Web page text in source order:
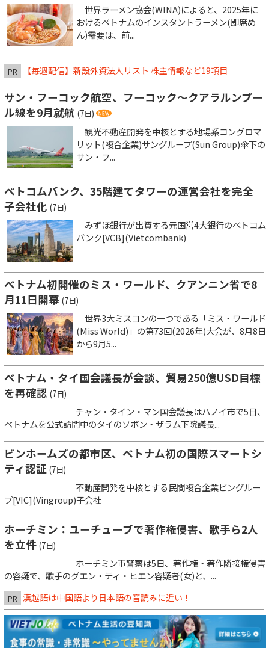
世界ラーメン協会(WINA)によると、2025年に
おけるベトナムのインスタントラーメン(即席め
ん)需要は、前...
PR 【毎週配信】新設外資法人リスト 株主情報など19項目
サン・フーコック航空、フーコック～クアラルンプー
ル線を9月就航 (7日)
観光不動産開発を中核とする地場系コングロマ
リット(複合企業)サングループ(Sun Group)傘下の
サン・フ...
ベトコムバンク、35階建てタワーの運営会社を完全
子会社化 (7日)
みずほ銀行が出資する元国営4大銀行のベトコム
バンク[VCB](Vietcombank)
ベトナム初開催のミス・ワールド、クアンニン省で8
月11日開幕 (7日)
世界3大ミスコンの一つである「ミス・ワールド
(Miss World)」の第73回(2026年)大会が、8月8日
から9月5...
ベトナム・タイ国会議長が会談、貿易250億USD目標
を再確認 (7日)
チャン・タイン・マン国会議長はハノイ市で5日、
ベトナムを公式訪問中のタイのソポン・ザラム下院議長...
ビンホームズの都市区、ベトナム初の国際スマートシ
ティ認証 (7日)
不動産開発を中核とする民間複合企業ビングルー
プ[VIC](Vingroup)子会社
ホーチミン：ユーチューブで著作権侵害、歌手ら2人
を立件 (7日)
ホーチミン市警察は5日、著作権・著作隣接権侵害
の容疑で、歌手のグエン・ティ・ヒエン容疑者(女)と、...
PR 漢越語は中国語より日本語の音読みに近い！